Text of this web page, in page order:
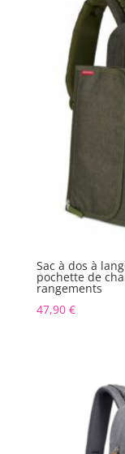
Sac à dos à
pochette de
rangements
47,90 €